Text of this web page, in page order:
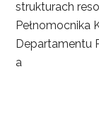
strukturach
Pełnomocnika
Departamentu
a